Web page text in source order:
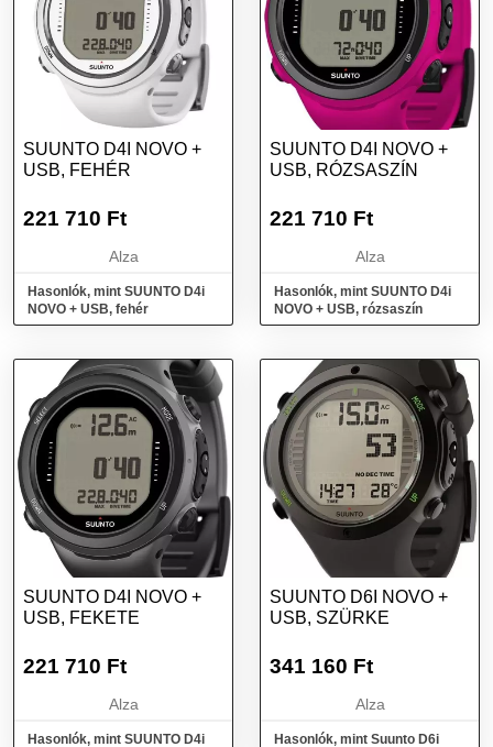
SUUNTO D4I NOVO +
USB, FEHÉR
221 710 Ft
Alza
Hasonlók, mint SUUNTO D4i
NOVO + USB, fehér
SUUNTO D4I NOVO +
USB, RÓZSASZÍN
221 710 Ft
Alza
Hasonlók, mint SUUNTO D4i
NOVO + USB, rózsaszín
SUUNTO D4I NOVO +
USB, FEKETE
221 710 Ft
Alza
Hasonlók, mint SUUNTO D4i
SUUNTO D6I NOVO +
USB, SZÜRKE
341 160 Ft
Alza
Hasonlók, mint Suunto D6i